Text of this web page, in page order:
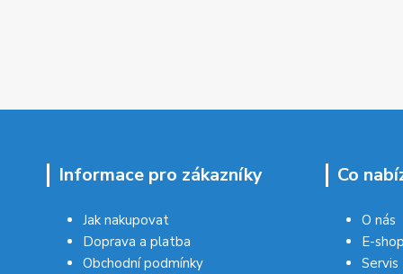
Informace pro zákazníky
Jak nakupovat
Doprava a platba
Obchodní podmínky
Co
O nás
E-
Servis